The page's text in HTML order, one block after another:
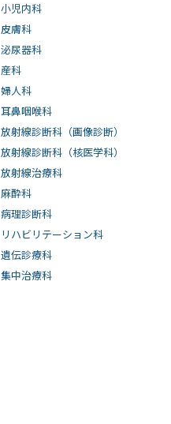
小児内科
皮膚科
泌尿器科
産科
婦人科
耳鼻咽喉科
放射線診断科（画像診断）
放射線診断科（核医学科）
放射線治療科
麻酔科
病理診断科
リハビリテーション科
遺伝診療科
集中治療科